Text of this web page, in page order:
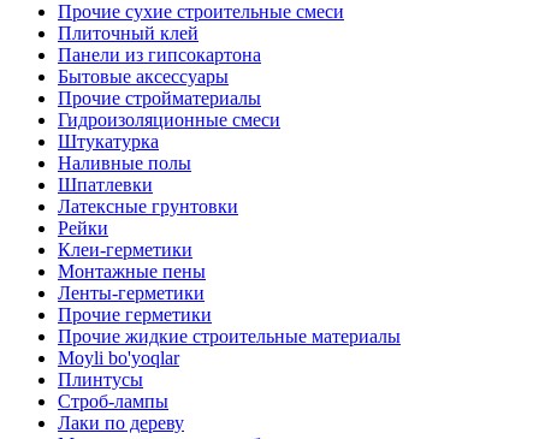
Прочие сухие строительные смеси
Плиточный клей
Панели из гипсокартона
Бытовые аксессуары
Прочие стройматериалы
Гидроизоляционные смеси
Штукатурка
Наливные полы
Шпатлевки
Латексные грунтовки
Рейки
Клеи-герметики
Монтажные пены
Ленты-герметики
Прочие герметики
Прочие жидкие строительные материалы
Moyli bo'yoqlar
Плинтусы
Строб-лампы
Лаки по дереву